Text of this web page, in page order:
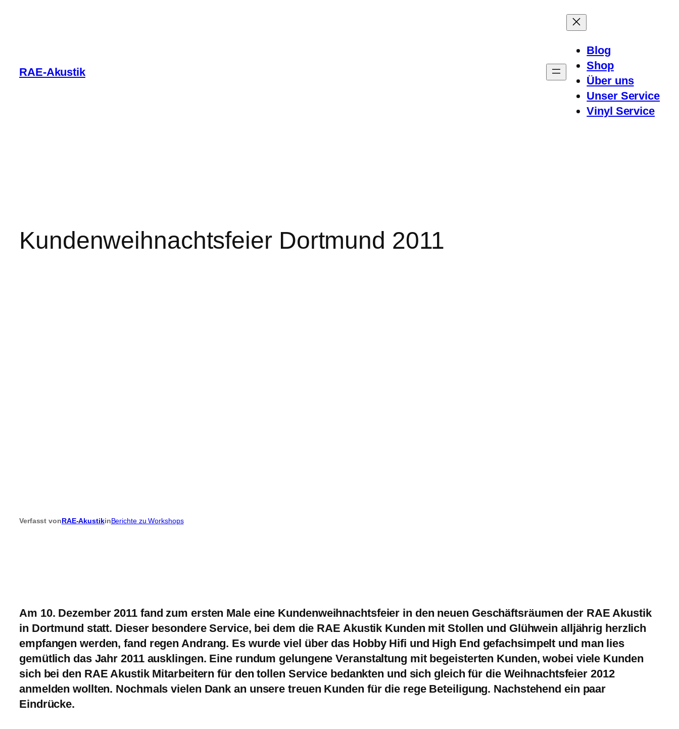
RAE-Akustik
Blog
Shop
Über uns
Unser Service
Vinyl Service
Kundenweihnachtsfeier Dortmund 2011
Verfasst vonRAE-AkustikinBerichte zu Workshops
Am 10. Dezember 2011 fand zum ersten Male eine Kundenweihnachtsfeier in den neuen Geschäftsräumen der RAE Akustik
in Dortmund statt. Dieser besondere Service, bei dem die RAE Akustik Kunden mit Stollen und Glühwein alljährig herzlich
empfangen werden, fand regen Andrang. Es wurde viel über das Hobby Hifi und High End gefachsimpelt und man lies
gemütlich das Jahr 2011 ausklingen. Eine rundum gelungene Veranstaltung mit begeisterten Kunden, wobei viele Kunden
sich bei den RAE Akustik Mitarbeitern für den tollen Service bedankten und sich gleich für die Weihnachtsfeier 2012
anmelden wollten. Nochmals vielen Dank an unsere treuen Kunden für die rege Beteiligung. Nachstehend ein paar
Eindrücke.